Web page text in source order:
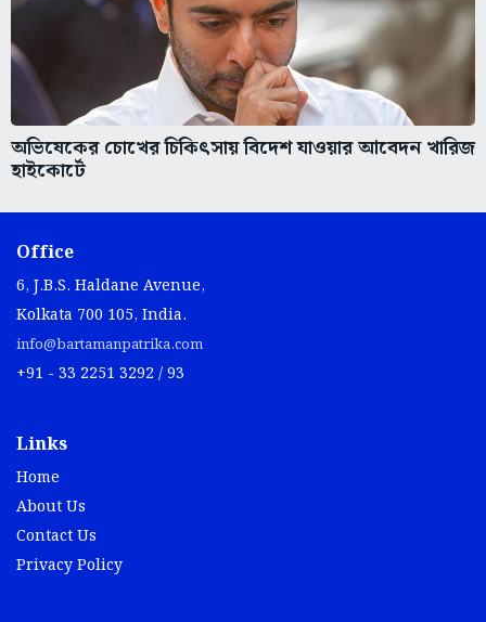
অভিষেকের চোখের চিকিৎসায় বিদেশ যাওয়ার আবেদন খারিজ
হাইকোর্টে
Office
6, J.B.S. Haldane Avenue,
Kolkata 700 105, India.
info@bartamanpatrika.com
+91 - 33 2251 3292 / 93
Links
Home
About Us
Contact Us
Privacy Policy